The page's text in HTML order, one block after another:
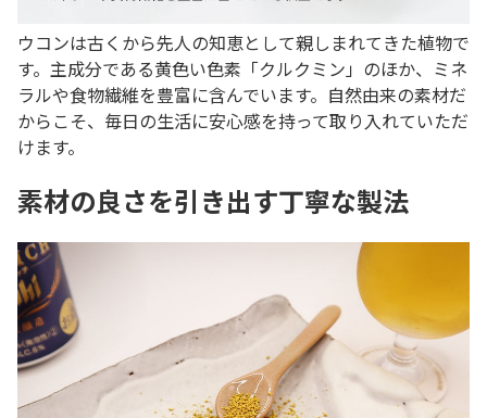
ウコンは古くから先人の知恵として親しまれてきた植物で
す。主成分である黄色い色素「クルクミン」のほか、ミネ
ラルや食物繊維を豊富に含んでいます。自然由来の素材だ
からこそ、毎日の生活に安心感を持って取り入れていただ
けます。
素材の良さを引き出す丁寧な製法